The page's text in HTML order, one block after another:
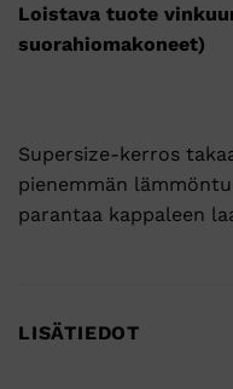
Loistava tuote
suorahiomakoneet)
Supersize-kerros
pienemmän
parantaa kappaleen
LISÄTIEDOT